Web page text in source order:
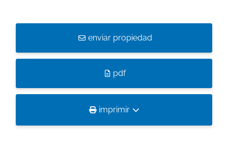
enviar propiedad
pdf
imprimir